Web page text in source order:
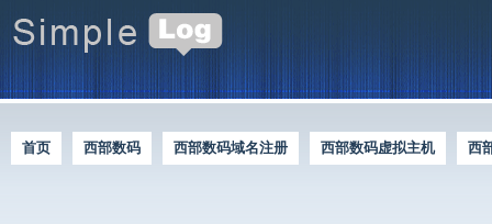
首页 西部数码 西部数码域名注册 西部数码虚拟主机
西